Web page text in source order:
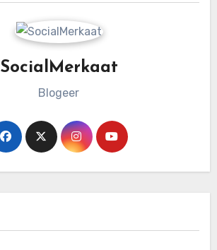
SocialMerkaat
Blogeer